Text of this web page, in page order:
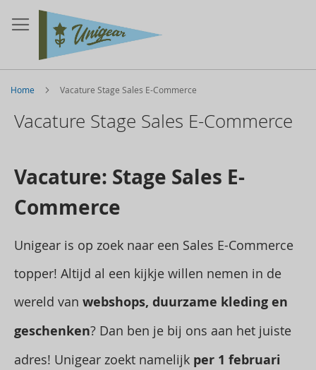
Home Vacature Stage Sales E-Commerce
Vacature Stage Sales E-Commerce
Vacature: Stage Sales E-
Commerce
Unigear is op zoek naar een Sales E-Commerce
topper! Altijd al een kijkje willen nemen in de
wereld van webshops, duurzame kleding en
geschenken? Dan ben je bij ons aan het juiste
adres! Unigear zoekt namelijk per 1 februari